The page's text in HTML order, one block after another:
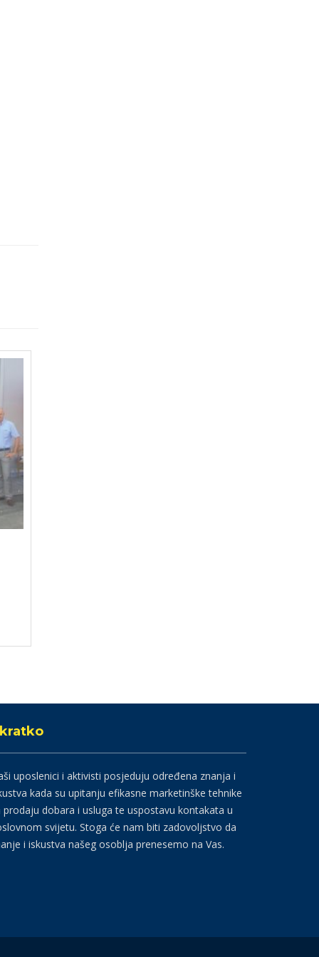
uposlenici i aktivisti posjeduju određena znanja i
kada su upitanju efikasne marketinške tehnike
prodaju dobara i usluga te uspostavu kontakata u
svijetu. Stoga će nam biti zadovoljstvo da
i iskustva našeg osoblja prenesemo na Vas.